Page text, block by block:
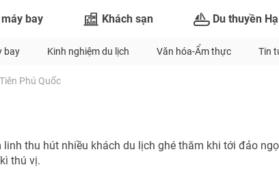
bay Khách sạn Du thuyền
bay Kinh nghiệm du lịch Văn hóa-Ẩm thực Tin
Phú Quốc
thu hút nhiều khách du lịch ghé thăm khi tới đảo
thú vị.